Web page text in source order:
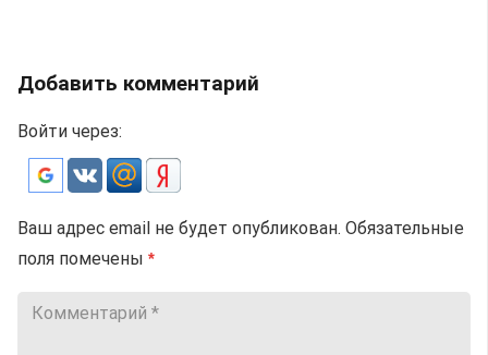
Добавить комментарий
Войти через:
Ваш адрес email не будет опубликован. Обязательные
поля помечены *